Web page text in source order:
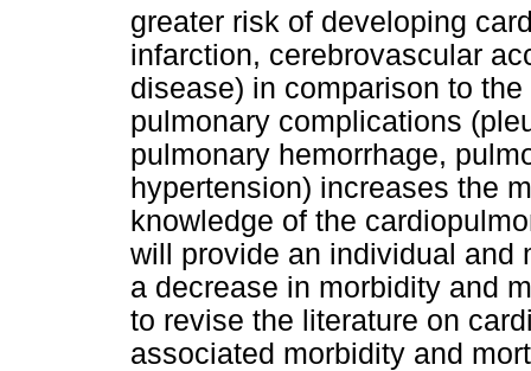
greater risk of developing
infarction, cerebrovascular
disease) in comparison to
pulmonary complications
pulmonary hemorrhage,
hypertension) increases the
knowledge of the
will provide an individual and
a decrease in morbidity and
to revise the literature on
associated morbidity and